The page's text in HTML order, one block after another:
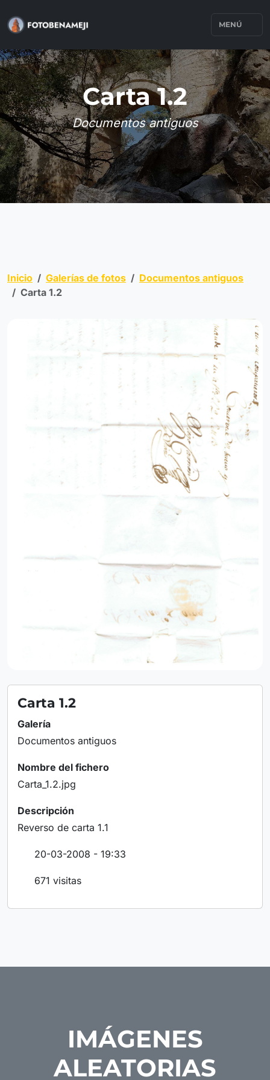
MENÚ
Carta 1.2
Documentos antiguos
Inicio Galerías de fotos
Documentos antiguos
Carta 1.2
Carta 1.2
Galería
Documentos antiguos
Nombre del fichero
Carta_1.2.jpg
Descripción
Reverso de carta 1.1
20-03-2008 - 19:33
671 visitas
IMÁGENES
ALEATORIAS